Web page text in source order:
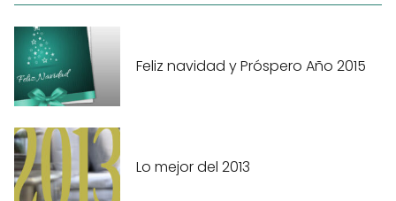
Feliz navidad y Próspero Año 2015
Lo mejor del 2013